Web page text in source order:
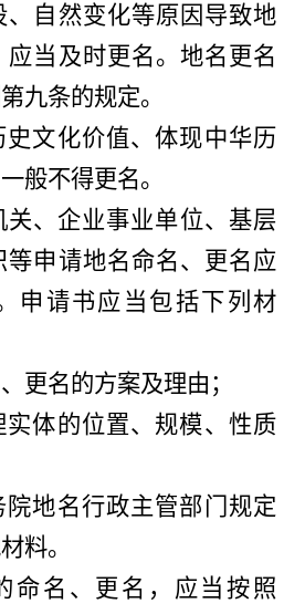
、自然变化等原因导致地
应当及时更名。地名更名
九条的规定。
史文化价值、体现中华历
般不得更名。
关、企业事业单位、基层
等申请地名命名、更名应
申请书应当包括下列材
更名的方案及理由；
实体的位置、规模、性质
院地名行政主管部门规定
料。
命名、更名，应当按照